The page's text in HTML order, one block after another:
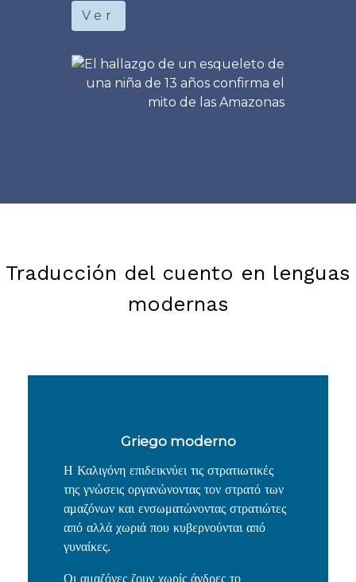
El hallazgo de un esqueleto de
una niña de 13 años confirma el
mito de las Amazonas
Traducción del cuento en lenguas